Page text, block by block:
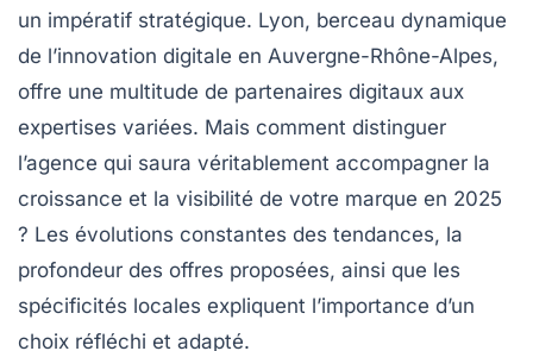
un impératif stratégique. Lyon, berceau dynamique
de l’innovation digitale en Auvergne-Rhône-Alpes,
offre une multitude de partenaires digitaux aux
expertises variées. Mais comment distinguer
l’agence qui saura véritablement accompagner la
croissance et la visibilité de votre marque en 2025
? Les évolutions constantes des tendances, la
profondeur des offres proposées, ainsi que les
spécificités locales expliquent l’importance d’un
choix réfléchi et adapté.